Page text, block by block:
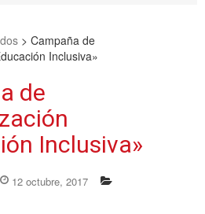
>Campaña de
Inclusiva»
de
Inclusiva»
12 octubre, 2017